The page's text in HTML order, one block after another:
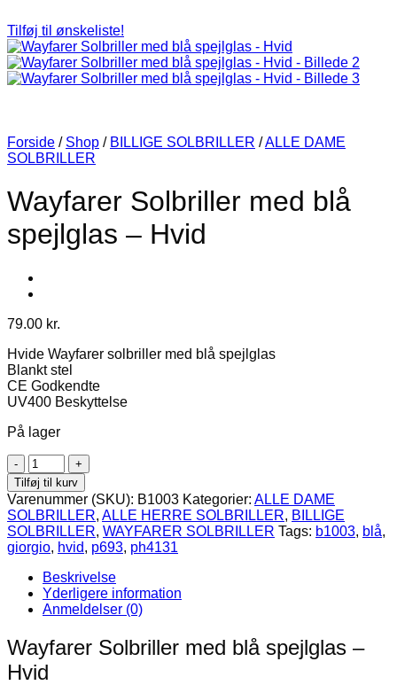
Tilføj til ønskeliste!
Forside / Shop / BILLIGE SOLBRILLER /ALLE DAME
SOLBRILLER
Wayfarer Solbriller med blå
spejlglas – Hvid
79.00 kr.
Hvide Wayfarer solbriller med blå spejlglas
Blankt stel
CE Godkendte
UV400 Beskyttelse
På lager
Wayfarer
Solbriller
med
blå
spejlglas
-
Hvid
antal
Tilføj til kurv
Varenummer (SKU): B1003 Kategorier: ALLE DAME
SOLBRILLER, ALLE HERRE SOLBRILLER, BILLIGE
SOLBRILLER, WAYFARER SOLBRILLER Tags: b1003, blå,
giorgio, hvid, p693, ph4131
Beskrivelse
Yderligere information
Anmeldelser (0)
Wayfarer Solbriller med blå spejlglas –
Hvid